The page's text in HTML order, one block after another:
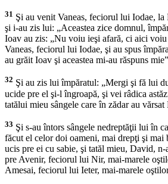
31 Şi au venit Vaneas, feciorul lui Iodae,
şi i-au zis lui: „Aceastea zice domnul,
Ioav au zis: „Nu voiu ieşi afară, ci aici
Vaneas, feciorul lui Iodae, şi au spus
au grăit Ioav şi aceastea mi-au răspuns
32 Şi au zis lui împăratul: „Mergi şi fă lui
ucide pre el şi-l îngroapă, şi vei râdica
tatălui mieu sângele care în zădar au vărsat
33 Şi s-au întors sângele nedreptăţii lui în
făcut el celor doi oameni, mai drepţi şi mai
ucis pre ei cu sabie, şi tatăl mieu, David, n-
pre Avenir, feciorul lui Nir, mai-marele
Amesai, feciorul lui Ieter, mai-marele